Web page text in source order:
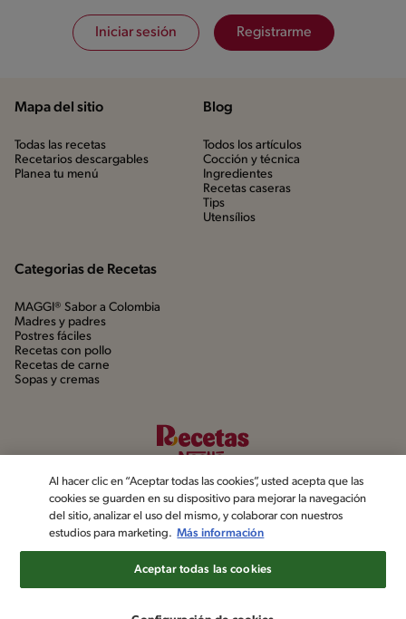
Iniciar sesión Registrarme
Mapa del sitio
Todas las recetas
Recetarios descargables
Planea tu menú
Blog
Todos los artículos
Cocción y técnica
Ingredientes
Recetas caseras
Tips
Utensílios
Categorias de Recetas
MAGGI® Sabor a Colombia
Madres y padres
Postres fáciles
Recetas con pollo
Recetas de carne
Sopas y cremas
©2022, Nestlé. Marcas registradas por Société dels Produits Nestlé,
Al hacer clic en “Aceptar todas las cookies”, usted acepta que las
cookies se guarden en su dispositivo para mejorar la navegación
del sitio, analizar el uso del mismo, y colaborar con nuestros
estudios para marketing. Más información
Aceptar todas las cookies